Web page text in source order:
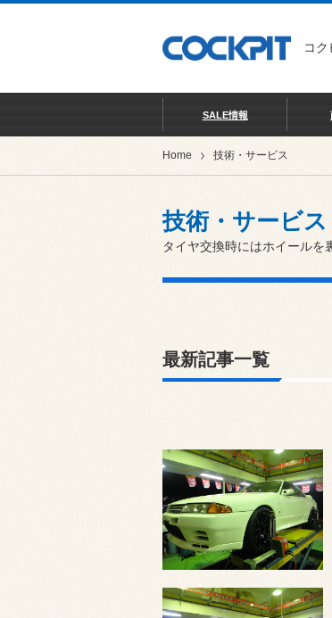
コ
SALE情報
Home 技術・サービス
技術・サービス
タイヤ交換時にはホイールを
最新記事一覧